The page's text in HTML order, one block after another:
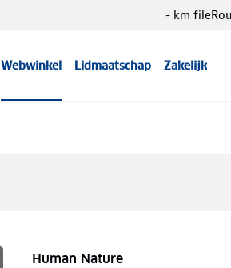
Webwinkel Lidmaatschap Zakelijk
- km file
Human Nature